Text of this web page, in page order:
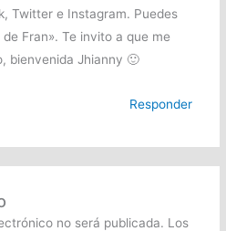
Twitter e Instagram. Puedes
Fran». Te invito a que me
bienvenida Jhianny 🙂
Responder
no será publicada. Los